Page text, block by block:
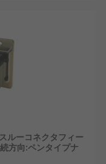
ルーコネクタフィー
方向:ペンタイプナ